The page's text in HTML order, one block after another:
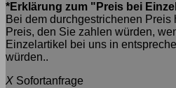
*Erklärung zum "Preis bei
Bei dem durchgestrichenen Preis
Preis, den Sie zahlen würden,
Einzelartikel bei uns in
würden..
X Sofortanfrage